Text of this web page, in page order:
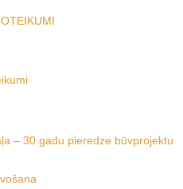
– 30 gadu pieredze būvprojektu